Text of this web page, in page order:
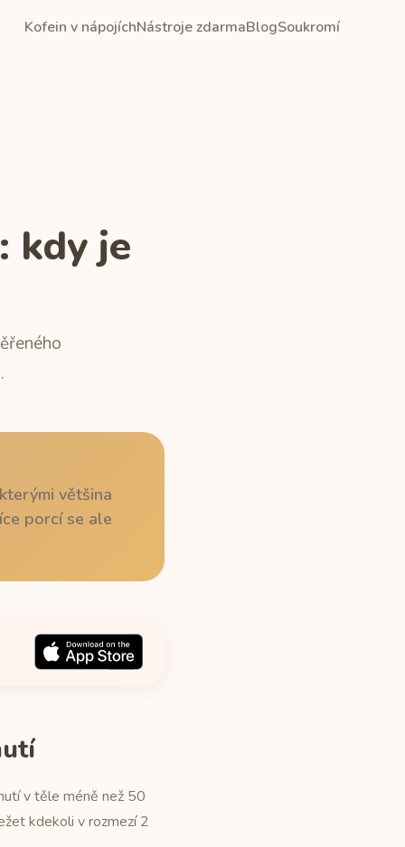
Kofein v nápojíchNástroje zdarmaBlogSoukromí
kdy je
většina
porcí se ale
v těle méně než 50
kdekoli v rozmezí 2